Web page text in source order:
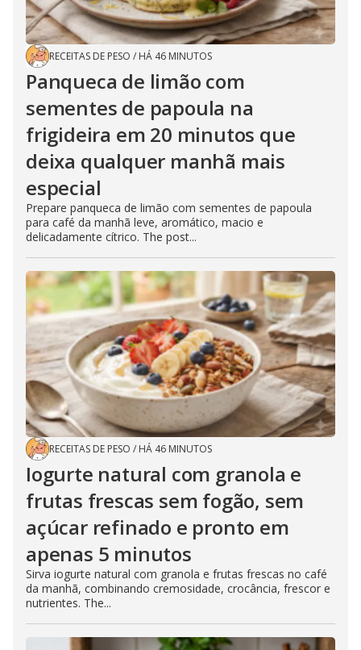
RECEITAS DE PESO / HÁ 46 MINUTOS
Panqueca de limão com
sementes de papoula na
frigideira em 20 minutos que
deixa qualquer manhã mais
especial
Prepare panqueca de limão com sementes de papoula
para café da manhã leve, aromático, macio e
delicadamente cítrico. The post...
RECEITAS DE PESO / HÁ 46 MINUTOS
Iogurte natural com granola e
frutas frescas sem fogão, sem
açúcar refinado e pronto em
apenas 5 minutos
Sirva iogurte natural com granola e frutas frescas no café
da manhã, combinando cremosidade, crocância, frescor e
nutrientes. The...